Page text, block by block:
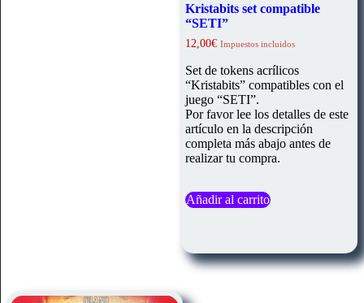
Kristabits set compatible
“SETI”
12,00€ Impuestos incluidos
Set de tokens acrílicos
“Kristabits” compatibles con el
juego “SETI”.
Por favor lee los detalles de este
artículo en la descripción
completa más abajo antes de
realizar tu compra.
Añadir al carrito